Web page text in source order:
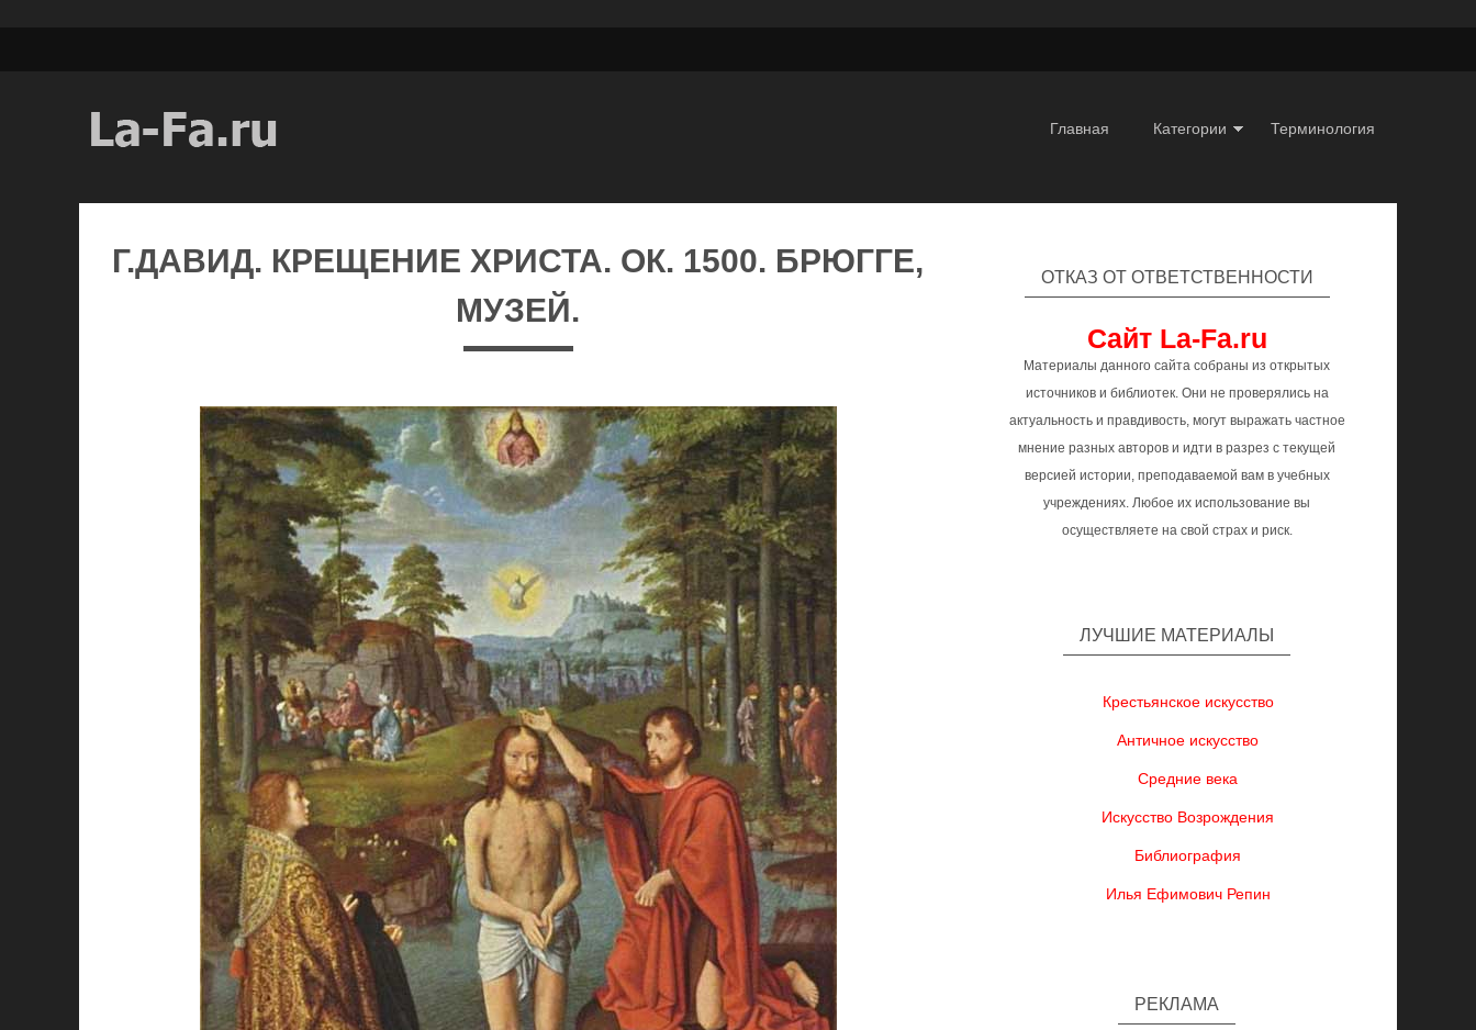
Главная Категории Терминология
Г.ДАВИД. КРЕЩЕНИЕ ХРИСТА. ОК. 1500. БРЮГГЕ,
МУЗЕЙ.
ОТКАЗ ОТ ОТВЕТСТВЕННОСТИ
Сайт La-Fa.ru
Материалы данного сайта собраны из открытых
источников и библиотек. Они не проверялись на
актуальность и правдивость, могут выражать частное
мнение разных авторов и идти в разрез с текущей
версией истории, преподаваемой вам в учебных
учреждениях. Любое их использование вы
осуществляете на свой страх и риск.
ЛУЧШИЕ МАТЕРИАЛЫ
Крестьянское искусство
Античное искусство
Средние века
Искусство Возрождения
Библиография
Илья Ефимович Репин
РЕКЛАМА